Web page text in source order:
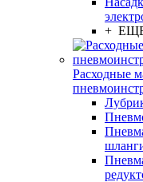
+
Расходные